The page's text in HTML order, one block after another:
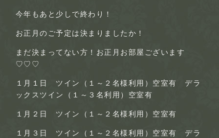
今年もあと少しで終わり！
お正月のご予定は決まりましたか！
まだ決まってない方！お正月お部屋ございます
♡♡♡
１月１日 ツイン（１～２名様利用）空室有 デラ
ックスツイン（１～３名利用）空室有
１月２日 ツイン（１～２名様利用）空室有
１月３日 ツイン（１～２名様利用）空室有 デラ